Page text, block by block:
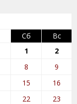
Сб
Вс
1
2
8
9
15
16
22
23